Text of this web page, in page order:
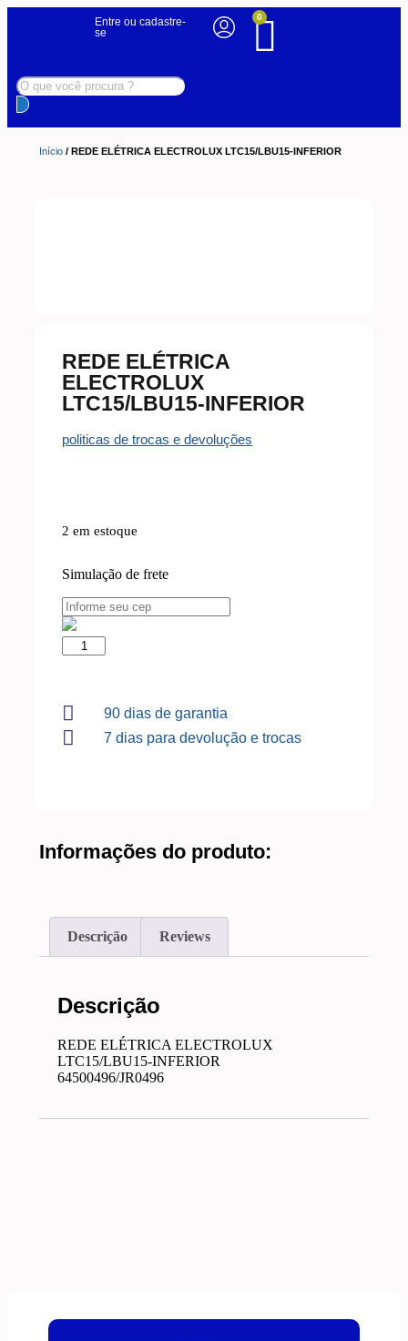
0
Entre ou cadastre-
se
Início / REDE ELÉTRICA ELECTROLUX LTC15/LBU15-INFERIOR
REDE ELÉTRICA
ELECTROLUX
LTC15/LBU15-INFERIOR
politicas de trocas e devoluções
2 em estoque
Simulação de frete
90 dias de garantia
7 dias para devolução e trocas
Informações do produto:
Descrição Reviews
Descrição
REDE ELÉTRICA ELECTROLUX
LTC15/LBU15-INFERIOR
64500496/JR0496